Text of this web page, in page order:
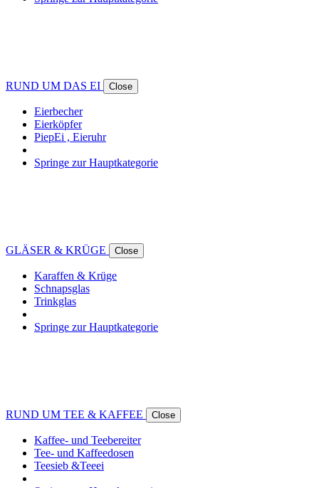
RUND UM DAS EI Close
Eierbecher
Eierköpfer
PiepEi , Eieruhr
Springe zur Hauptkategorie
GLÄSER & KRÜGE Close
Karaffen & Krüge
Schnapsglas
Trinkglas
Springe zur Hauptkategorie
RUND UM TEE & KAFFEE Close
Kaffee- und Teebereiter
Tee- und Kaffeedosen
Teesieb &Teeei